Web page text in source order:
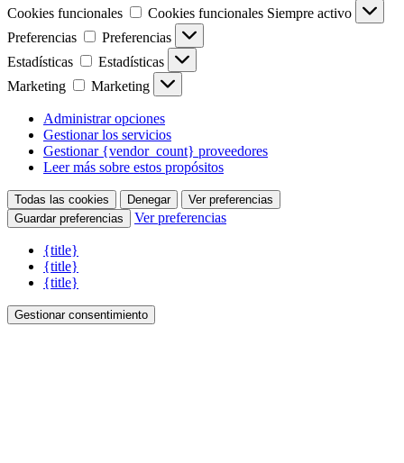
Cookies funcionales Cookies funcionales Siempre activo
Preferencias
Preferencias
Estadísticas
Estadísticas
Marketing
Marketing
Administrar opciones
Gestionar los servicios
Gestionar {vendor_count} proveedores
Leer más sobre estos propósitos
Todas las cookies Denegar
Ver preferencias
Guardar preferencias
Ver preferencias
{title}
{title}
{title}
Gestionar consentimiento